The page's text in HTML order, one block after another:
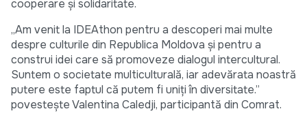
cooperare și solidaritate.
„Am venit la IDEAthon pentru a descoperi mai multe
despre culturile din Republica Moldova și pentru a
construi idei care să promoveze dialogul intercultural.
Suntem o societate multiculturală, iar adevărata noastră
putere este faptul că putem fi uniți în diversitate.”
povestește Valentina Caledji, participantă din Comrat.